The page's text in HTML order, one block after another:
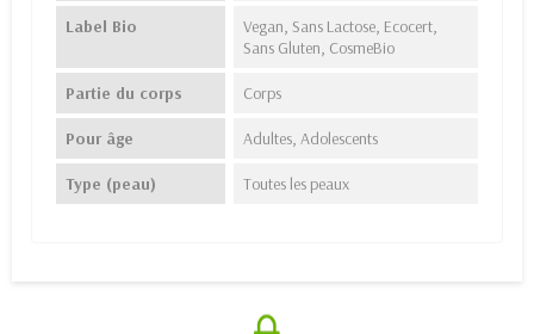
Label Bio
Vegan, Sans Lactose, Ecocert,
Sans Gluten, CosmeBio
Partie du corps Corps
Pour âge Adultes, Adolescents
Type (peau) Toutes les peaux